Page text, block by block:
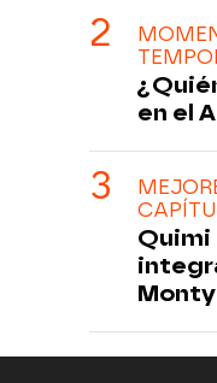
en el
Quimi